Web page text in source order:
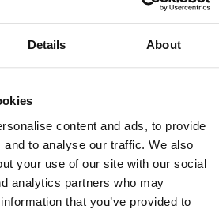
Details About
content and ads, to provide
to analyse our traffic. We also
your use of our site with our social
analytics partners who may
that you’ve provided to
Region, auch bekannt als das
das Künstlerdorf Szentendre
der Möglichkeit, den letzten
von Wien